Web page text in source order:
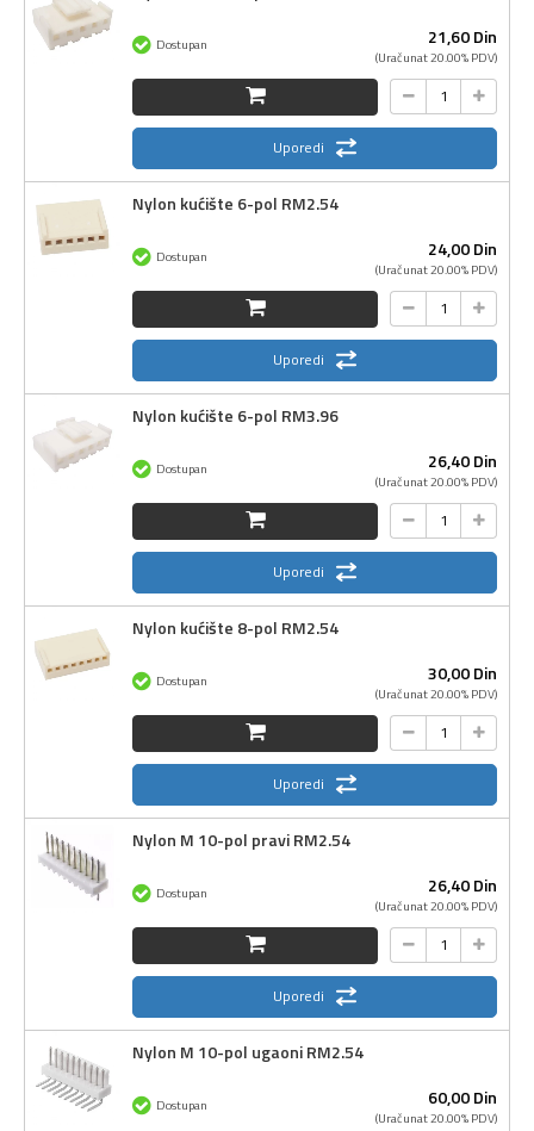
21,60Din
(Uračunat 20.00% PDV)
Dostupan
Uporedi
Nylon kućište 6-pol RM2.54
24,00Din
(Uračunat 20.00% PDV)
Dostupan
Uporedi
Nylon kućište 6-pol RM3.96
26,40Din
(Uračunat 20.00% PDV)
Dostupan
Uporedi
Nylon kućište 8-pol RM2.54
30,00Din
(Uračunat 20.00% PDV)
Dostupan
Uporedi
Nylon M 10-pol pravi RM2.54
26,40Din
(Uračunat 20.00% PDV)
Dostupan
Uporedi
Nylon M 10-pol ugaoni RM2.54
60,00Din
(Uračunat 20.00% PDV)
Dostupan